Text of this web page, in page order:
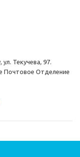
Текучева, 97.
Почтовое Отделение